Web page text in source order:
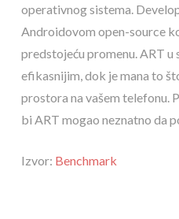
operativnog sistema.
Androidovom open-source
predstojeću promenu. ART
efikasnijim, dok je mana to
prostora na vašem telefonu.
bi ART mogao neznatno da
Izvor: Benchmark